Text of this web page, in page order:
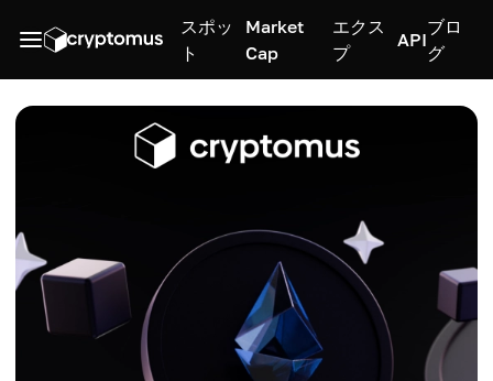
スポッ
ト
Market
Cap
エクス
プ
API
ブロ
グ